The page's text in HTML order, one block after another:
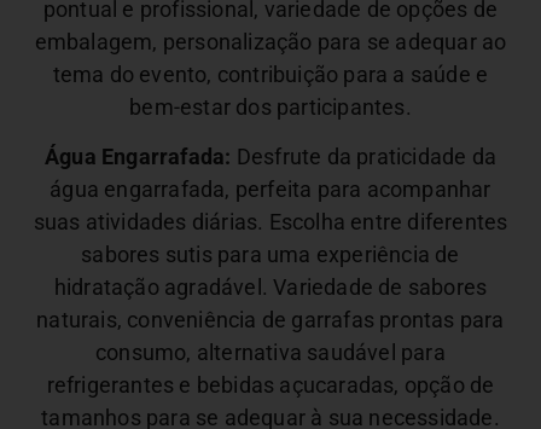
pontual e profissional, variedade de opções de
embalagem, personalização para se adequar ao
tema do evento, contribuição para a saúde e
bem-estar dos participantes.
Água Engarrafada: Desfrute da praticidade da
água engarrafada, perfeita para acompanhar
suas atividades diárias. Escolha entre diferentes
sabores sutis para uma experiência de
hidratação agradável.Variedade de sabores
naturais, conveniência de garrafas prontas para
consumo, alternativa saudável para
refrigerantes e bebidas açucaradas, opção de
tamanhos para se adequar à sua necessidade.